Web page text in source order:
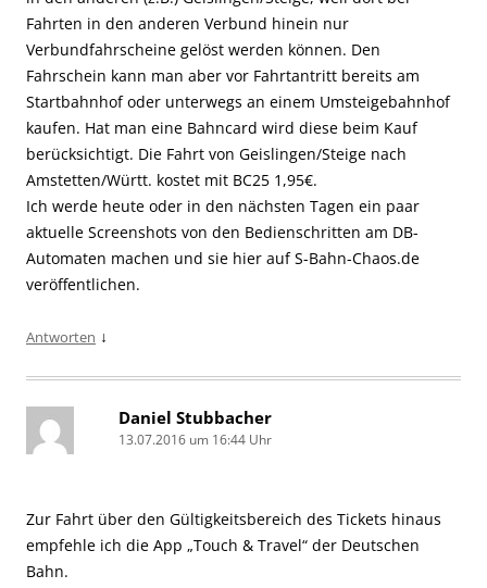
Fahrten in den anderen Verbund hinein nur
Verbundfahrscheine gelöst werden können. Den
Fahrschein kann man aber vor Fahrtantritt bereits am
Startbahnhof oder unterwegs an einem Umsteigebahnhof
kaufen. Hat man eine Bahncard wird diese beim Kauf
berücksichtigt. Die Fahrt von Geislingen/Steige nach
Amstetten/Württ. kostet mit BC25 1,95€.
Ich werde heute oder in den nächsten Tagen ein paar
aktuelle Screenshots von den Bedienschritten am DB-
Automaten machen und sie hier auf S-Bahn-Chaos.de
veröffentlichen.
Antworten ↓
Daniel Stubbacher
13.07.2016 um 16:44 Uhr
Zur Fahrt über den Gültigkeitsbereich des Tickets hinaus
empfehle ich die App „Touch & Travel“ der Deutschen
Bahn.